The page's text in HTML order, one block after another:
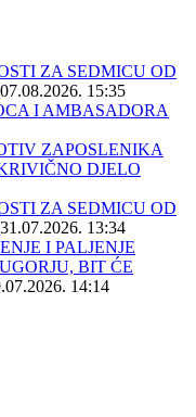
ZA SEDMICU OD
07.08.2026. 15:35
I AMBASADORA
ZAPOSLENIKA
DJELO
ZA SEDMICU OD
31.07.2026. 13:34
I PALJENJE
BIT ĆE
14:14